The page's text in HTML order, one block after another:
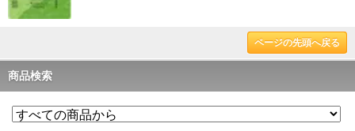
ページの先頭へ戻る
商品検索